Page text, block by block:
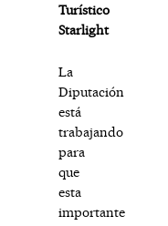
Turístico
Starlight
La
Diputación
está
trabajando
para
que
esta
importante